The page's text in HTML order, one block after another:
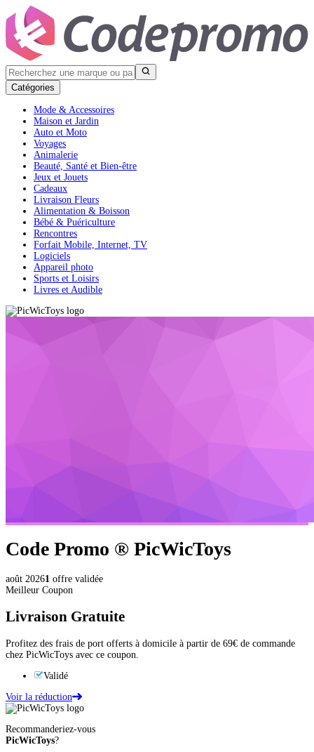
Catégories
Mode & Accessoires
Maison et Jardin
Auto et Moto
Voyages
Animalerie
Beauté, Santé et Bien-être
Jeux et Jouets
Cadeaux
Livraison Fleurs
Alimentation & Boisson
Bébé & Puériculture
Rencontres
Forfait Mobile, Internet, TV
Logiciels
Appareil photo
Sports et Loisirs
Livres et Audible
Code Promo ® PicWicToys
août 20261 offre validée
Meilleur Coupon
Livraison Gratuite
Profitez des frais de port offerts à domicile à partir de 69€ de commande
chez PicWicToys avec ce coupon.
Validé
Voir la réduction
Recommanderiez-vous
PicWicToys?